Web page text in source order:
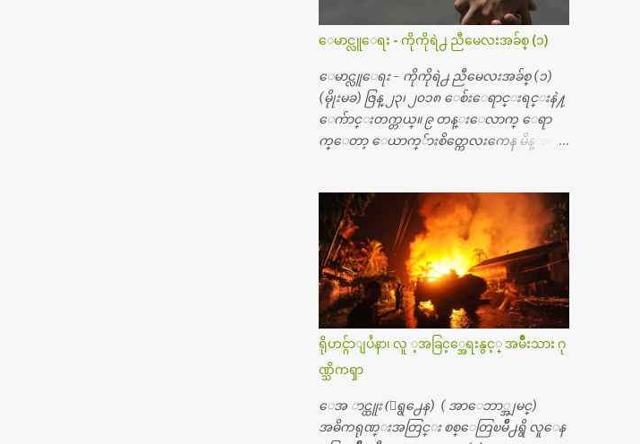
ဝယ္၊ ခြဲစိတ္ကု၊ အရိုးအစားထိုးပစၥည္း စတဲ့စရိ
တ္ေတြနဲ႔ေဆးရံုမွာ ၂ ပတ္ေနထိုင္စရိတ္ သိ
န္း ၇၀ ေလာက္ ကုန္သြားပါတယ္။ သူငယ္ခ်င္းျ
ဖစ္သူကို လာေတြ႔ရင္း ဟိုတယ္လို သန္႔ရွင္း
သပ္ရပ္တဲ့ ဝိတိုရိယေဆးရံုမွာ စီတီစကင္ နဲ႔ အမ္အာ
အိုင္1 စက္ခန္းကိုေတြ႔လို႔ေမးၾကည့္ေ
တာ့ တခါစမ္းရင္ က်ပ္တသိန္းေက်ာ္ က်သင့္တ
ကီးေတြနဲ႔ စမ္းသပ္ရပါတယ္။ ခႏၱာကိုယ္အစိတ္ပို
င္း ကလီစာေတြကိုၾကည့္ရႈတဲ့ အာလထ
ရာေဆာင္း2 စက္ေတြကေတာ့ ေစ်းသိပ္မႀ
ကီးလို႔ ျမန္မာျပည္ေဆးရံုတိုင္းရွိပါတယ္။
တစ္ခါစမ္းရင္ က်ပ္တစ္ေသာင္းေလာက္ က်သ
င့္ပါတယ္။ စာေရးသူ လြန္ခဲ့တဲ့ (၂)...
ေမာင္လူေရး - ကိုကိုရဲ႕ ညီမေလးအခ်စ္ (၁)
ေမာင္လူေရး - ကိုကိုရဲ႕ ညီမေလးအခ်စ္ (၁)
(မိုုးမခ) ဇြန္ ၂၃၊ ၂၀၁၈ ေစ်းေရာင္းရင္းနဲ႔
ေက်ာင္းတက္တယ္။ ၉ တန္းေလာက္ ေရာ
က္ေတာ့ ေယာက္်ားစိတ္ကေလးကေန မိန္းမစိ
တာေပါ့။ မိန္းကေလး အေပါင္းအသင္းလ
ည္း မ်ားတယ္။ ငယ္ငယ္တုန္းကေတာ့ အမေတြနဲ႔
ေနတာဆုိေတာ့ သနပ္ခါးေလးေတြ လိမ္း
တယ္။ ပန္းပန္တယ္။ မိန္းကေလး အဝတ္အစားေ
တြကိုလည္း ခုိးဝတ္တယ္။ မိန္းမစိတ္ရွိေတာ့
ရွိေပမယ့္ ကိုယ့္ကိုယ္ကို မိန္းမစိတ္ေပါက္မွန္း
သိတာက ၉ တန္း၊ ၁၀ တန္းေလာက္ကမွ။ ညီအ
စ္ကို ေမာင္နွမ အားလံုး ၆ ေယာက္ရွိတယ္။ အစ္ကို ၃
ေယာက္၊ အစ္မ ႏွစ္ေယာက္။ အစ္ကိုေတြက
လည္း သူ႔ အေပါင္းအသင္းနဲ႔ သူဆိုေ
တာ့ အမေတြနဲ႔ဘဲ ေပါင္းတယ္။ ျပီးေတာ့
ရိုဟင္ဂ်ာျပႆနာ၊ လူ ့အခြင့္အေရးနွင့္ အမ်ိဳးသား ဂု
ဏ္သိကၡာ
ေအ ာင္ထူး (ေရွ႕ေန) ( အာေဘာ္အျမင္)
အဓိကရုဏ္းအတြင္း စစ္ေတြၿမိဳ႕ရွိ လူေန